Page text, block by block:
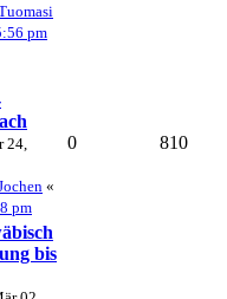
pm
24,
«
pm
0 810
bis